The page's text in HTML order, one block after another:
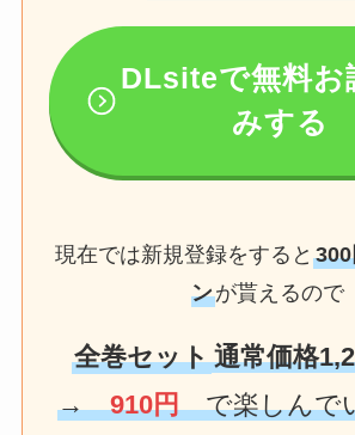
DLsiteで無料お
みする
現在では新規登録をすると
ンが貰えるので
全巻セット通常価格
→910円で楽しんで